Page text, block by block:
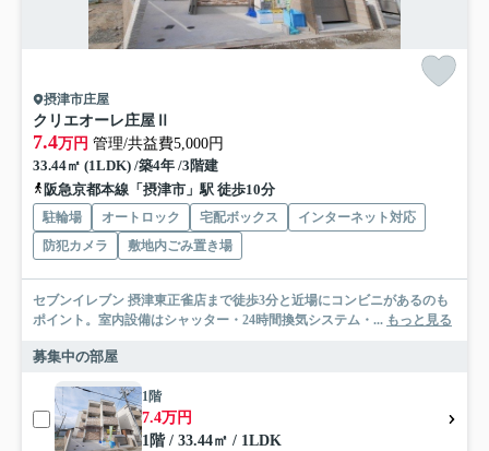
摂津市庄屋
クリエオーレ庄屋Ⅱ
7.4万円 管理/共益費5,000円
33.44㎡ (1LDK) /築4年 /3階建
阪急京都本線「摂津市」駅 徒歩10分
駐輪場 オートロック 宅配ボックス
インターネット対応
防犯カメラ
敷地内ごみ置き場
セブンイレブン 摂津東正雀店まで徒歩3分と近場にコンビニがあるのも
ポイント。室内設備はシャッター・24時間換気システム・... もっと見る
募集中の部屋
1階
7.4万円
1階 / 33.44㎡ / 1LDK